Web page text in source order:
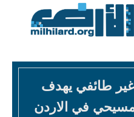
طائفي يهدف
في الاردن